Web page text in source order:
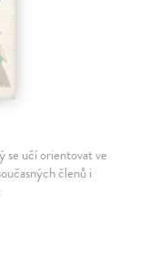
se učí orientovat ve
členů i